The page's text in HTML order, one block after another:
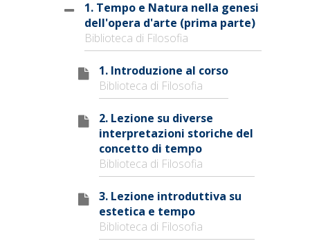
1. Tempo e Natura nella genesi
dell'opera d'arte (prima parte)
Biblioteca di Filosofia
1. Introduzione al corso
Biblioteca di Filosofia
2. Lezione su diverse
interpretazioni storiche del
concetto di tempo
Biblioteca di Filosofia
3. Lezione introduttiva su
estetica e tempo
Biblioteca di Filosofia